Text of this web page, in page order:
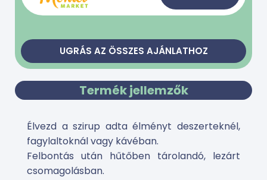
UGRÁS AZ ÖSSZES AJÁNLATHOZ
Termék jellemzők
Élvezd a szirup adta élményt deszerteknél,
fagylaltoknál vagy kávéban.
Felbontás után hűtőben tárolandó, lezárt
csomagolásban.